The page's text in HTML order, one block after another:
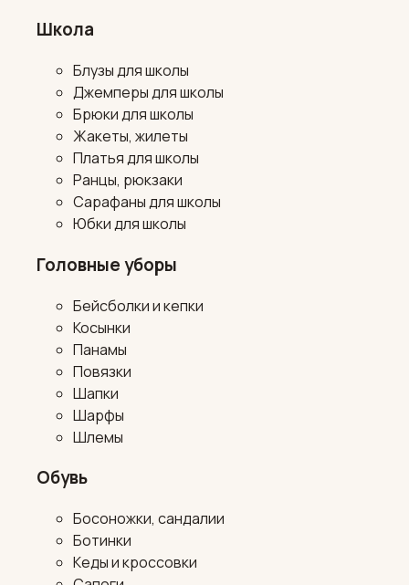
Школа
Блузы для школы
Джемперы для школы
Брюки для школы
Жакеты, жилеты
Платья для школы
Ранцы, рюкзаки
Сарафаны для школы
Юбки для школы
Головные уборы
Бейсболки и кепки
Косынки
Панамы
Повязки
Шапки
Шарфы
Шлемы
Обувь
Босоножки, сандалии
Ботинки
Кеды и кроссовки